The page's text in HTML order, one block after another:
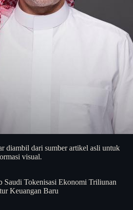
diambil dari sumber artikel asli untuk
visual.
Saudi Tokenisasi Ekonomi Triliunan
Keuangan Baru